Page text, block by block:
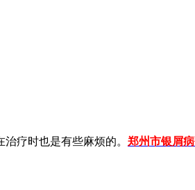
疗时也是有些麻烦的。 郑州市银屑